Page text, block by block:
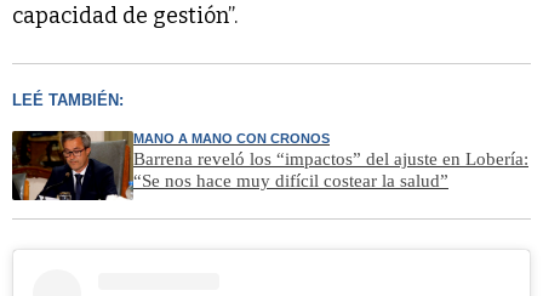
capacidad de gestión”.
LEÉ TAMBIÉN:
MANO A MANO CON CRONOS
Barrena reveló los “impactos” del ajuste en Lobería:
“Se nos hace muy difícil costear la salud”